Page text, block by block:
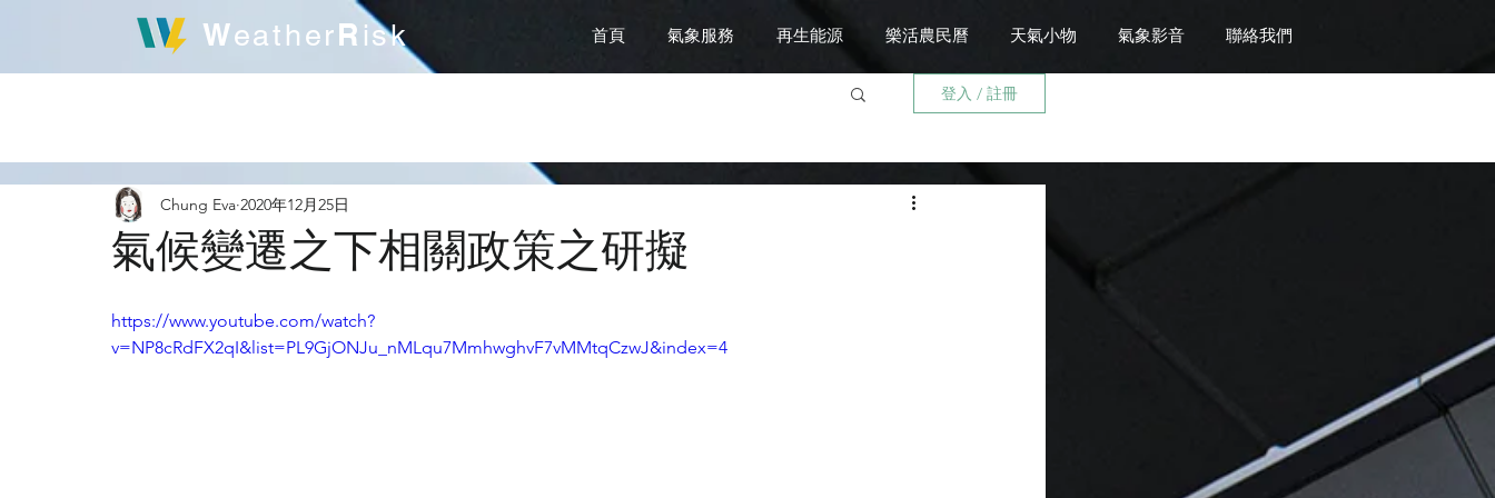
WeatherR isk 首頁 氣象服務 再生能源 樂活農民曆 天氣小物 氣象影音 聯絡我們
登入 / 註冊
氣候變遷之下相關政策之研擬
Chung Eva 2020年12月25日
https://www.youtube.com/watch?
v=NP8cRdFX2qI&list=PL9GjONJu_nMLqu7MmhwghvF7vMMtqCzwJ&index=4